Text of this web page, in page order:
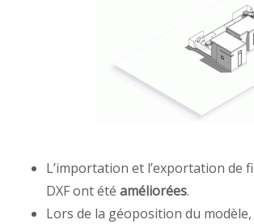
L’importation et l’exportation de
DXF ont étéaméliorées.
Lors de la géoposition du modèle,